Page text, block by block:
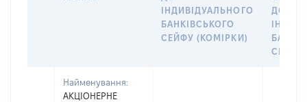
ІНДИВІДУАЛЬНОГО
БАНКІВСЬКОГО
СЕЙФУ (КОМІРКИ)
СЕЙФУ
Найменування:
АКЦІОНЕРНЕ